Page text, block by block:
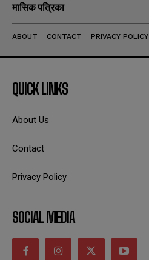
मासिक पत्रिका
ABOUT CONTACT PRIVACY POLICY
QUICK LINKS
About Us
Contact
Privacy Policy
SOCIAL MEDIA